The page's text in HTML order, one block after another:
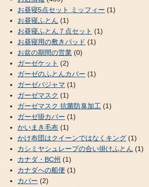
お昼寝5点セット ミッフィー (1)
お昼寝ふとん (1)
お昼寝ふとん７点セット (1)
お昼寝用の敷きパッド (1)
お盆の期間の営業 (0)
ガーゼケット (2)
ガーゼのふとんカバー (1)
ガーゼパジャマ (1)
ガーゼマスク (1)
ガーゼマスク 抗菌防臭加工 (1)
ガーゼ掛カバー (1)
かいまき毛布 (1)
かけ布団はクイーンではなくキング (1)
カシミヤシュレープの合い掛けふとん (1)
カナダ・BC州 (1)
カナダへの船便 (1)
カバー (2)